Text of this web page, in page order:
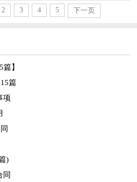
必这让大家都很苦恼吧，以下是...
2 3 4 5
下一页
】
篇
项
)
同